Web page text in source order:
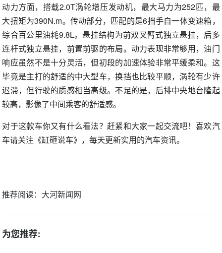
动力方面，搭载2.0T涡轮增压发动机，最大马力为252匹，最
大扭矩为390N.m。传动部分，匹配的是6挡手自一体变速箱，
综合百公里油耗9.8L。悬挂结构为前双叉臂式独立悬挂，后多
连杆式独立悬挂，前置前驱的布局。动力表现非常够用，油门
响应虽然不是十分灵活，但初段的加速体验非常平缓柔和。这
毕竟是主打的舒适的中大型车，换挡也比较平顺，涡轮有少许
迟滞，但行驶的质感相当高级。不足的是，后排中央地台隆起
较高，影像了中间乘客的舒适感。
对于这款车你又有什么看法？赶紧和大家一起交流吧！喜欢汽
车请关注《缸砸说车》，每天更新实用的汽车资讯。
推荐阅读： 大河新闻网
为您推荐: